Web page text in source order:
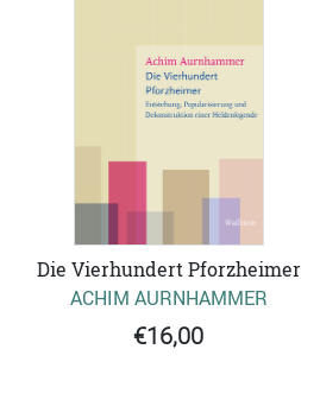
Die Vierhundert Pforzheimer
ACHIM AURNHAMMER
€16,00